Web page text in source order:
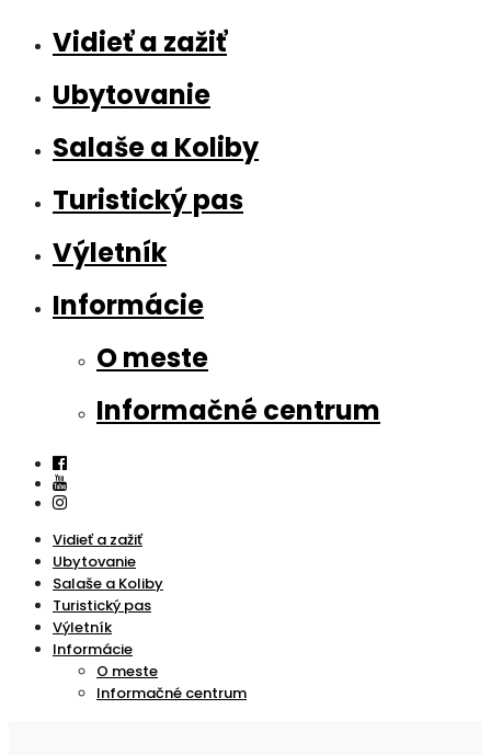
Vidieť a zažiť
Ubytovanie
Salaše a Koliby
Turistický pas
Výletník
Informácie
O meste
Informačné centrum
Vidieť a zažiť
Ubytovanie
Salaše a Koliby
Turistický pas
Výletník
Informácie
O meste
Informačné centrum